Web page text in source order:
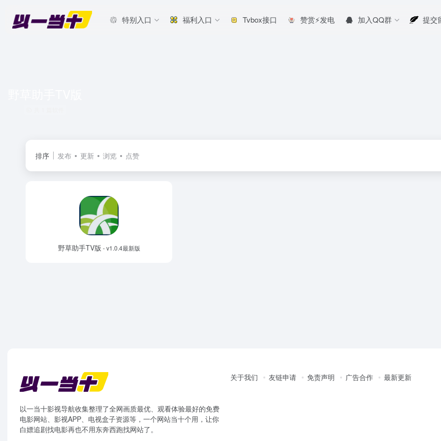
特别入口 福利入口 Tvbox接口 赞赏⚡发电 加入QQ群 提交
排序 发布 更新 浏览 点赞
野草助手TV版 - v1.0.4最新版
以一当十影视导航收集整理了全网画质最优、观看体验最好的免费
电影网站、影视APP、电视盒子资源等，一个网站当十个用，让你
白嫖追剧找电影再也不用东奔西跑找网站了。
关于我们 友链申请 免责声明 广告合作 最新更新